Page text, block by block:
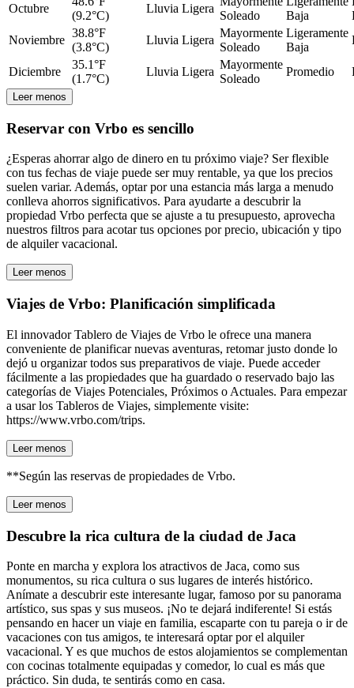
Octubre
(9.2°C)
Lluvia Ligera
Soleado
Baja
Noviembre
38.8°F
(3.8°C)
Lluvia Ligera
Mayormente
Soleado
Ligeramente
Baja
Diciembre
35.1°F
(1.7°C)
Lluvia Ligera
Mayormente
Soleado
Promedio
Leer menos
Reservar con Vrbo es sencillo
¿Esperas ahorrar algo de dinero en tu próximo viaje? Ser flexible
con tus fechas de viaje puede ser muy rentable, ya que los precios
suelen variar. Además, optar por una estancia más larga a menudo
conlleva ahorros significativos. Para ayudarte a descubrir la
propiedad Vrbo perfecta que se ajuste a tu presupuesto, aprovecha
nuestros filtros para acotar tus opciones por precio, ubicación y tipo
de alquiler vacacional.
Leer menos
Viajes de Vrbo: Planificación simplificada
El innovador Tablero de Viajes de Vrbo le ofrece una manera
conveniente de planificar nuevas aventuras, retomar justo donde lo
dejó u organizar todos sus preparativos de viaje. Puede acceder
fácilmente a las propiedades que ha guardado o reservado bajo las
categorías de Viajes Potenciales, Próximos o Actuales. Para empezar
a usar los Tableros de Viajes, simplemente visite:
https://www.vrbo.com/trips.
Leer menos
**Según las reservas de propiedades de Vrbo.
Leer menos
Descubre la rica cultura de la ciudad de Jaca
Ponte en marcha y explora los atractivos de Jaca, como sus
monumentos, su rica cultura o sus lugares de interés histórico.
Anímate a descubrir este interesante lugar, famoso por su panorama
artístico, sus spas y sus museos. ¡No te dejará indiferente! Si estás
pensando en hacer un viaje en familia, escaparte con tu pareja o ir de
vacaciones con tus amigos, te interesará optar por el alquiler
vacacional. Y es que muchos de estos alojamientos se complementan
con cocinas totalmente equipadas y comedor, lo cual es más que
práctico. Sin duda, te sentirás como en casa.